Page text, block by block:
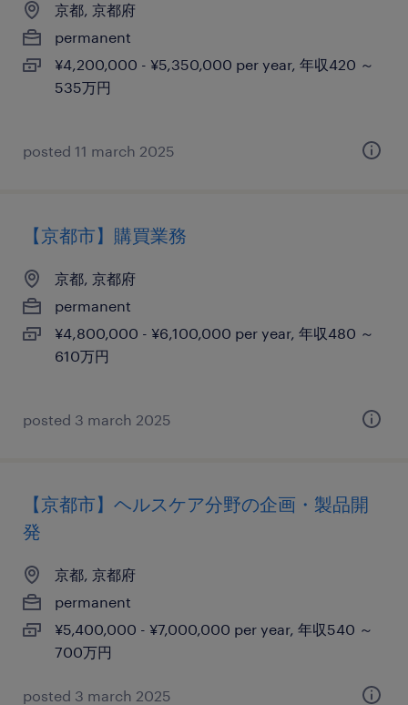
京都, 京都府
permanent
¥4,200,000 - ¥5,350,000 per year, 年収420 ～
535万円
posted 11 march 2025
【京都市】購買業務
京都, 京都府
permanent
¥4,800,000 - ¥6,100,000 per year, 年収480 ～
610万円
posted 3 march 2025
【京都市】ヘルスケア分野の企画・製品開
発
京都, 京都府
permanent
¥5,400,000 - ¥7,000,000 per year, 年収540 ～
700万円
posted 3 march 2025